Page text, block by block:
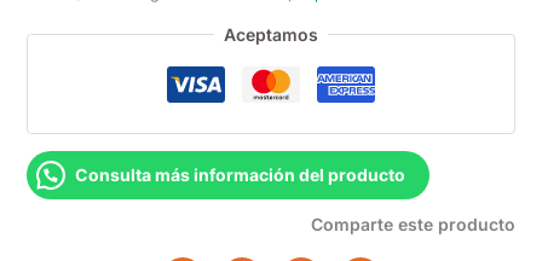
Q1,615.00
Aceptamos
Consulta más información del producto
Comparte este producto